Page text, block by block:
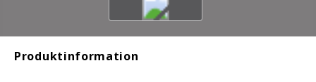
Produktinformation